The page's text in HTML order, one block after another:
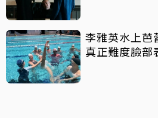
李雅英水上芭
真正難度臉部